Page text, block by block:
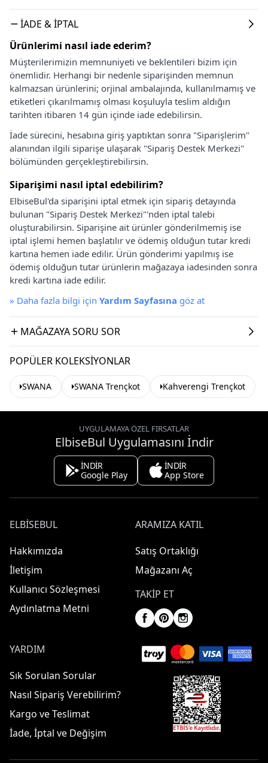
İADE & İPTAL
Ürünlerimi nasıl iade ederim?
Müşterilerimizin memnuniyeti ve beklentileri bizim için
önemlidir. Herhangi bir nedenle siparişinden memnun
kalmazsan ürünlerini; orjinal ambalajında, kullanılmamış ve
etiketleri çıkarılmamış olması koşuluyla teslim aldığın
tarihten itibaren 14 gün içinde iade edebilirsin.
İade sürecini, hesabına giriş yaptıktan sonra "Siparişlerim"
alanından ilgili siparişe ulaşarak "Sipariş Destek Merkezi"
bölümünden gerçekleştirebilirsin.
Siparişimi nasıl iptal edebilirim?
ElbiseBul'da siparişini iptal etmek için sipariş detayında
bulunan "Sipariş Destek Merkezi"'nden iptal talebi
oluşturabilirsin. Siparişine ait ürünler gönderilmemiş ise
iptal işlemi hemen başlatılır ve ödemiş olduğun tutar kredi
kartına hemen iade edilir. Ürün gönderimi yapılmış ise
ödemiş olduğun tutar ürünlerin mağazaya iadesinden sonra
kredi kartına iade edilir.
» Daha fazla bilgi için Yardım Sayfasına göz at
MAĞAZAYA SORU SOR
POPÜLER KOLEKSIYONLAR
SWANA SWANA Trençkot Kahverengi Trençkot
UYGULAMAYA ÖZEL FIRSATLAR
ElbiseBul Uygulamasını İndir
İNDİR
Google Play
İNDİR
App Store
ELBISEBUL
Hakkımızda
İletişim
Kullanıcı Sözleşmesi
Aydınlatma Metni
ARAMIZA KATIL
Satış Ortaklığı
Mağazanı Aç
TAKIP ET
YARDIM
Sık Sorulan Sorular
Nasıl Sipariş Verebilirim?
Kargo ve Teslimat
İade, İptal ve Değişim